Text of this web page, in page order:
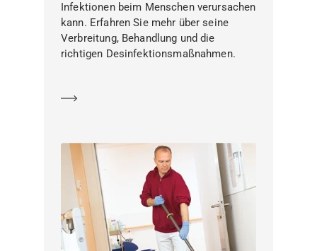
Infektionen beim Menschen verursachen
kann. Erfahren Sie mehr über seine
Verbreitung, Behandlung und die
richtigen Desinfektionsmaßnahmen.